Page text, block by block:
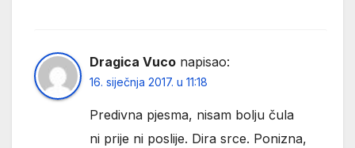
Dragica Vuco napisao:
16. siječnja 2017. u 11:18
Predivna pjesma, nisam bolju čula
ni prije ni poslije. Dira srce. Ponizna,